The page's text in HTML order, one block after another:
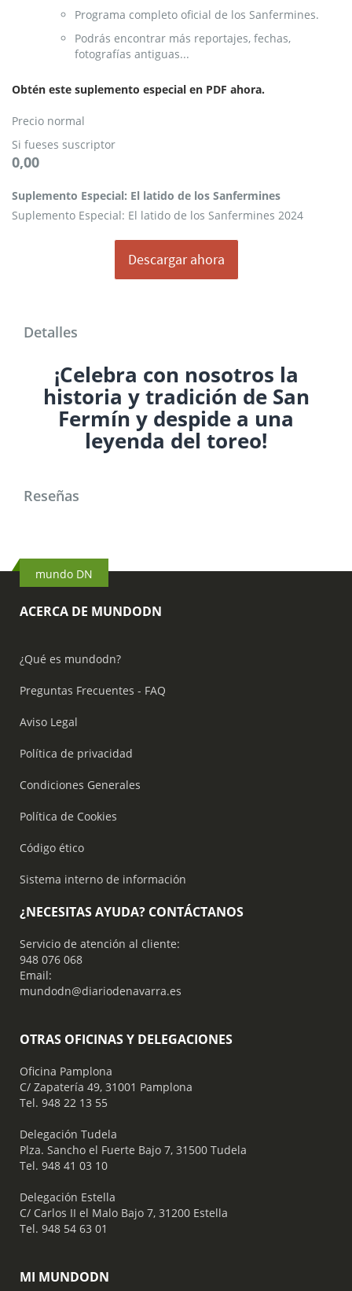
Programa completo oficial de los Sanfermines.
Podrás encontrar más reportajes, fechas,
fotografías antiguas...
Obtén este suplemento especial en PDF ahora.
Precio normal
Si fueses suscriptor
0,00
Especial:
El
Suplemento Especial: El latido de los Sanfermines
Suplemento Especial: El latido de los Sanfermines 2024
Descargar ahora
Detalles
¡Celebra con nosotros la
historia y tradición de San
Fermín y despide a una
leyenda del toreo!
Reseñas
mundo DN
ACERCA DE MUNDODN
¿Qué es mundodn?
Preguntas Frecuentes - FAQ
Aviso Legal
Política de privacidad
Condiciones Generales
Política de Cookies
Código ético
Sistema interno de información
¿NECESITAS AYUDA? CONTÁCTANOS
Servicio de atención al cliente:
948 076 068
Email:
mundodn@diariodenavarra.es
OTRAS OFICINAS Y DELEGACIONES
Oficina Pamplona
C/ Zapatería 49, 31001 Pamplona
Tel. 948 22 13 55
​ Delegación Tudela
Plza. Sancho el Fuerte Bajo 7, 31500 Tudela
Tel. 948 41 03 10
​ Delegación Estella
C/ Carlos II el Malo Bajo 7, 31200 Estella
Tel. 948 54 63 01
MI MUNDODN